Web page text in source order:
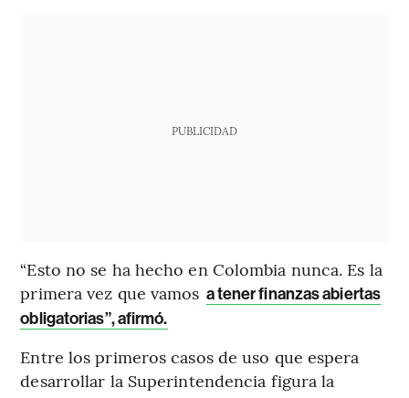
PUBLICIDAD
“Esto no se ha hecho en Colombia nunca. Es la
primera vez que vamos a tener finanzas abiertas
obligatorias”, afirmó.
Entre los primeros casos de uso que espera
desarrollar la Superintendencia figura la